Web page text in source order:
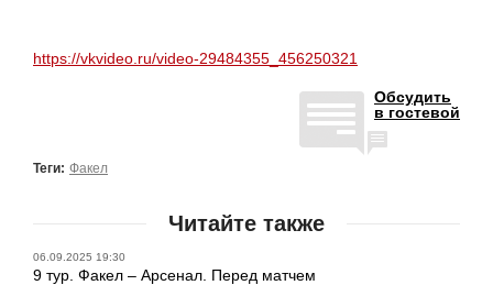
https://vkvideo.ru/video-29484355_456250321
Обсудить
в гостевой
Теги: Факел
Читайте также
06.09.2025 19:30
9 тур. Факел – Арсенал. Перед матчем